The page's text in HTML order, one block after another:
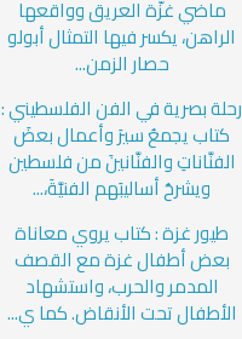
ماضي غزّة العريق وواقعها
الراهن، يكسر فيها التمثال أبولو
حصار الزمن...
رحلة بصرية في الفن الفلسطيني :
كتاب يجمعُ سيرَ وأعمال بعضَ
الفنَّاناتِ والفنَّانينَ من فلسطين
ويشرحُ أساليبَهم الفنيَّةَ،...
طيور غزة : كتاب يروي معاناة
بعض أطفال غزة مع القصف
المدمر والحرب، واستشهاد
الأطفال تحت الأنقاض. كما ي...